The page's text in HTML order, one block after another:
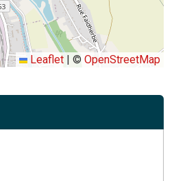
Leaflet © OpenStreetMap